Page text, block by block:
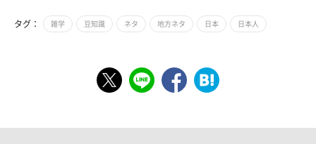
タグ： 雑学 豆知識 ネタ 地方ネタ 日本 日本人